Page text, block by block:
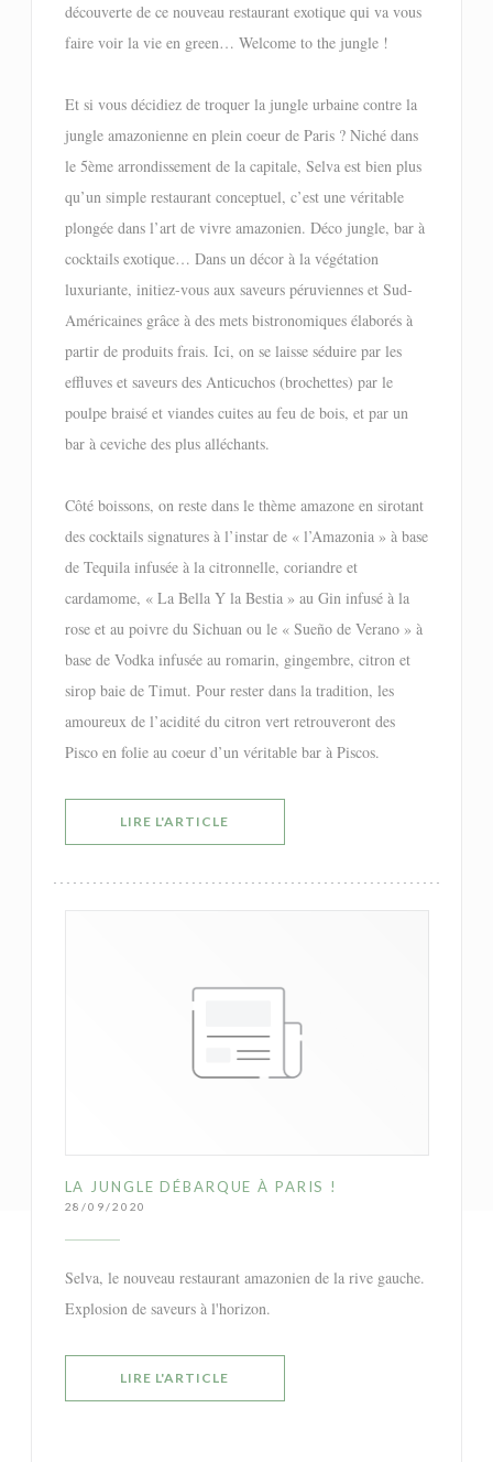
découverte de ce nouveau restaurant exotique qui va vous
faire voir la vie en green… Welcome to the jungle !
Et si vous décidiez de troquer la jungle urbaine contre la
jungle amazonienne en plein coeur de Paris ? Niché dans
le 5ème arrondissement de la capitale, Selva est bien plus
qu’un simple restaurant conceptuel, c’est une véritable
plongée dans l’art de vivre amazonien. Déco jungle, bar à
cocktails exotique… Dans un décor à la végétation
luxuriante, initiez-vous aux saveurs péruviennes et Sud-
Américaines grâce à des mets bistronomiques élaborés à
partir de produits frais. Ici, on se laisse séduire par les
effluves et saveurs des Anticuchos (brochettes) par le
poulpe braisé et viandes cuites au feu de bois, et par un
bar à ceviche des plus alléchants.
Côté boissons, on reste dans le thème amazone en sirotant
des cocktails signatures à l’instar de « l’Amazonia » à base
de Tequila infusée à la citronnelle, coriandre et
cardamome, « La Bella Y la Bestia » au Gin infusé à la
rose et au poivre du Sichuan ou le « Sueño de Verano » à
base de Vodka infusée au romarin, gingembre, citron et
sirop baie de Timut. Pour rester dans la tradition, les
amoureux de l’acidité du citron vert retrouveront des
Pisco en folie au coeur d’un véritable bar à Piscos.
LIRE L'ARTICLE
LA JUNGLE DÉBARQUE À PARIS !
28/09/2020
Selva, le nouveau restaurant amazonien de la rive gauche.
Explosion de saveurs à l'horizon.
LIRE L'ARTICLE